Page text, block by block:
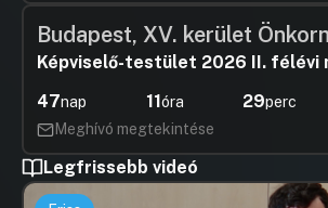
Budapest, XV. kerület
Képviselő-testület 2026 II. félévi
47nap 11óra 29perc
Meghívó megtekintése
Legfrissebb videó